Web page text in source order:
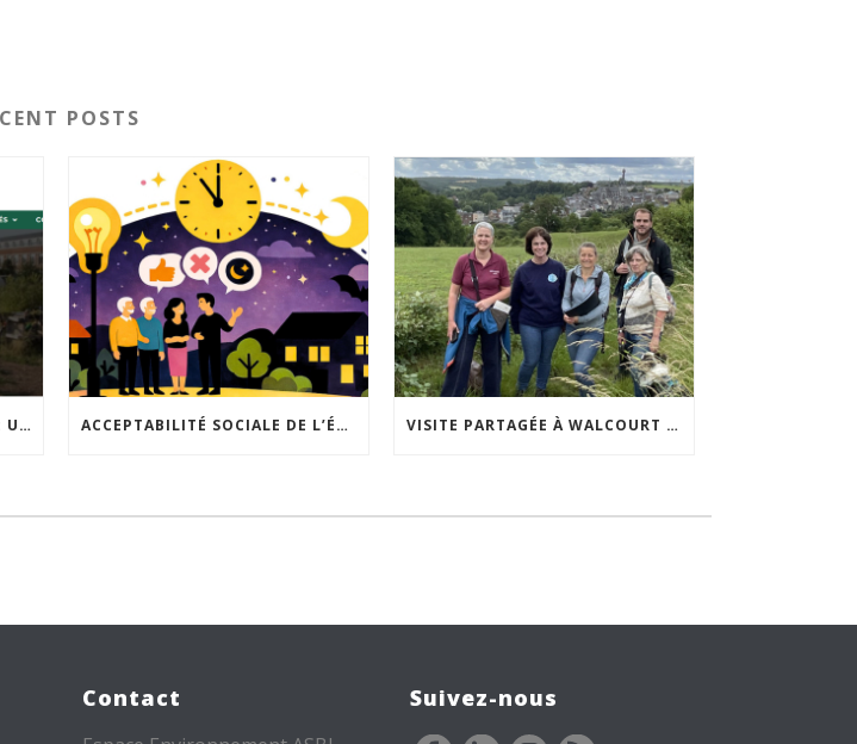
POSTS
« INSPIRONS LE QUARTIER » : UN NOUVEL APPEL À PROJETS EST LANCÉ ! ACCEPTABILITÉ SOCIALE DE L’ÉCLAIRAGE NOCTURNE : LE REPLAY EST DISPONIBLE VISITE PARTAGÉE À WALCOURT : UNE DÉMARCHE PARTICIPATIVE ANIMÉE PAR ESPACE ENVIRONNEMENT
Contact Suivez-nous